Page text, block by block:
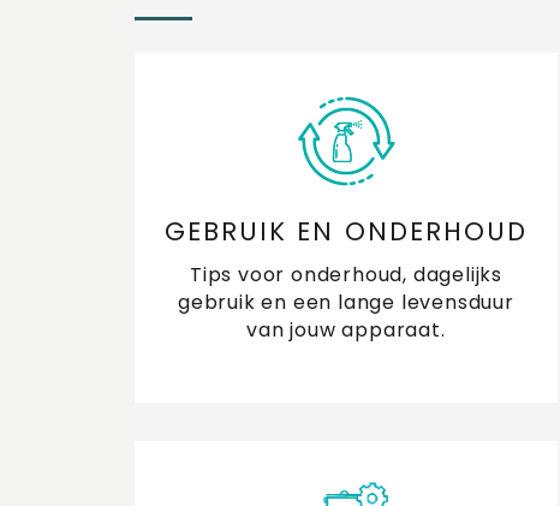
GEBRUIK EN ONDERHOUD
Tips voor onderhoud, dagelijks
gebruik en een lange levensduur
van jouw apparaat.